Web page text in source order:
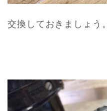
交換しておきましょう。